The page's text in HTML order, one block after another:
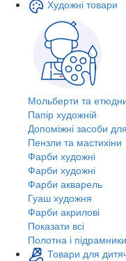
Художні товари
Мольберти та
Папір художній
Допоміжні засоби
Пензли та мастихіни
Фарби художні
Фарби художні
Фарби акварель
Гуаш художня
Фарби акрилові
Показати всі
Полотна і підрамники
Товари для